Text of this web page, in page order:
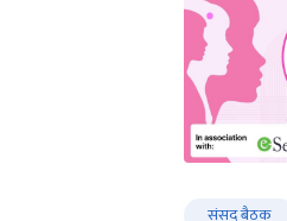
संसद बैठक